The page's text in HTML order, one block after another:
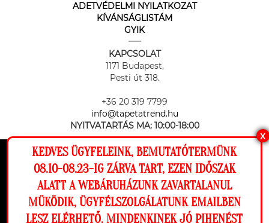
Ez a weboldal cookie-kat használ, hogy a
lehető legjobb élményt nyújtsa honlapunkon.
Beállítások
ADETVÉDELMI NYILATKOZAT
KÍVÁNSÁGLISTÁM
GYIK
KAPCSOLAT
1171 Budapest,
Pesti út 318.
+36 20 319 7799
info@tapetatrend.hu
NYITVATARTÁS MA: 10:00-18:00
Az online fizetést a Barion Payment Zrt. biztosítja, MNB engedély
száma: H-EN-I-1064/2013
X
KEDVES ÜGYFELEINK, BEMUTATÓTERMÜNK
08.10-08.23-IG ZÁRVA TART, EZEN IDŐSZAK
ALATT A WEBÁRUHÁZUNK ZAVARTALANUL
MÜKÖDIK, ÜGYFÉLSZOLGÁLATUNK EMAILBEN
LESZ ELÉRHETŐ. MINDENKINEK JÓ PIHENÉST